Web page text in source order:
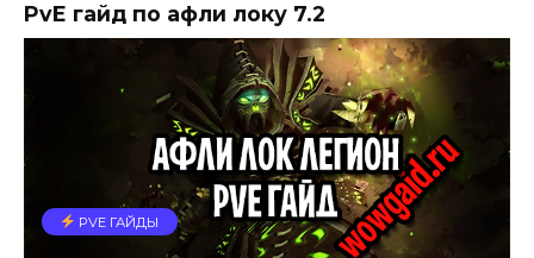
PvE гайд по афли локу 7.2
PVE ГАЙДЫ